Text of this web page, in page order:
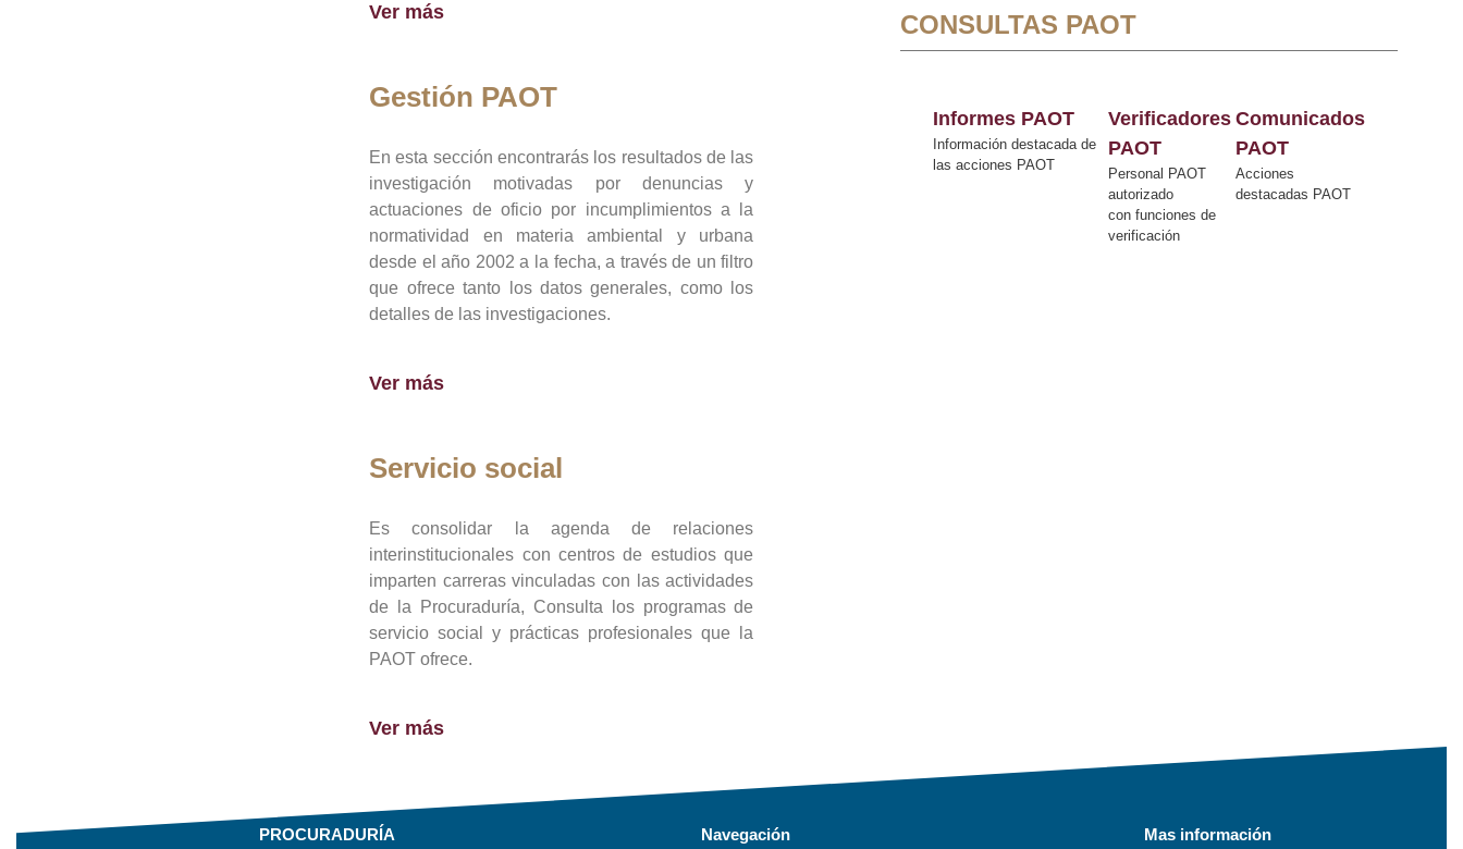
Ver más
Gestión PAOT
En esta sección encontrarás los resultados de las
investigación motivadas por denuncias y
actuaciones de oficio por incumplimientos a la
normatividad en materia ambiental y urbana
desde el año 2002 a la fecha, a través de un filtro
que ofrece tanto los datos generales, como los
detalles de las investigaciones.
Ver más
Servicio social
Es consolidar la agenda de relaciones
interinstitucionales con centros de estudios que
imparten carreras vinculadas con las actividades
de la Procuraduría, Consulta los programas de
servicio social y prácticas profesionales que la
PAOT ofrece.
Ver más
CONSULTAS PAOT
Informes PAOT
Información destacada de
las acciones PAOT
Verificadores
PAOT
Personal PAOT
autorizado
con funciones de
verificación
Comunicados
PAOT
Acciones
destacadas PAOT
PROCURADURÍA Navegación Mas información